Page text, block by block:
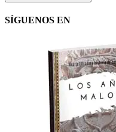
SÍGUENOS EN